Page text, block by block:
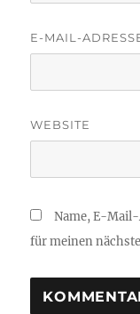
E-MAIL-
WEBSITE
Name, E-Mail-
für meinen